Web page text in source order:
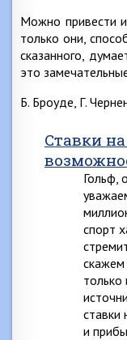
Можно привести
только они,
сказанного,
это
Б. Броуде, Г.
Ставки
Гольф,
спорт
скажем
только
ставки
и